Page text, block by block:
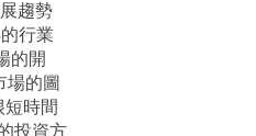
趨勢
行業
的開
場的圖
時間
投資方